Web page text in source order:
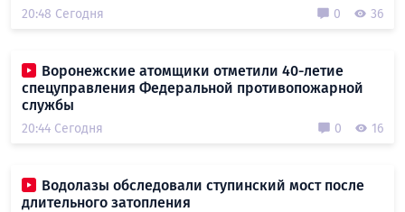
20:48 Сегодня 0 36
Воронежские атомщики отметили 40-летие
спецуправления Федеральной противопожарной
службы
20:44 Сегодня 0 16
Водолазы обследовали ступинский мост после
длительного затопления